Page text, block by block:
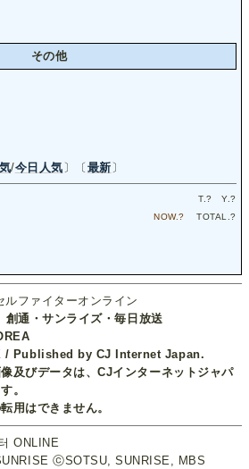
その他
/今日人気 〕〔 最新 〕
T.? Y.?
NOW.? TOTAL.?
ファイターオンライン
創通・サンライズ・毎日放送
/ Published by CJ Internet Japan.
及びデータは、CJインターネットジャパ
。
用はできません。
ONLINE
ⓒSOTSU, SUNRISE, MBS